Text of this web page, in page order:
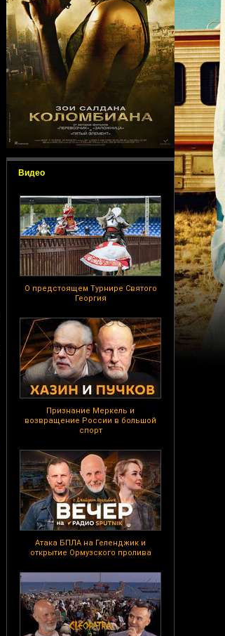
Видео
О предстоящем Турнире Святого
Георгия
Признание Меркель и
возвращение России в большой
спорт
Атака БПЛА на Геленджик и
открытие Ормузского пролива